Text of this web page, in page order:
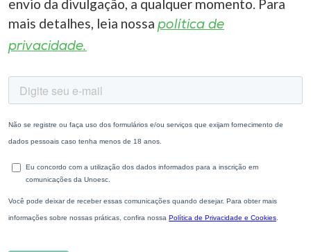
envio da divulgação, a qualquer momento. Para
mais detalhes, leia nossa política de
privacidade.